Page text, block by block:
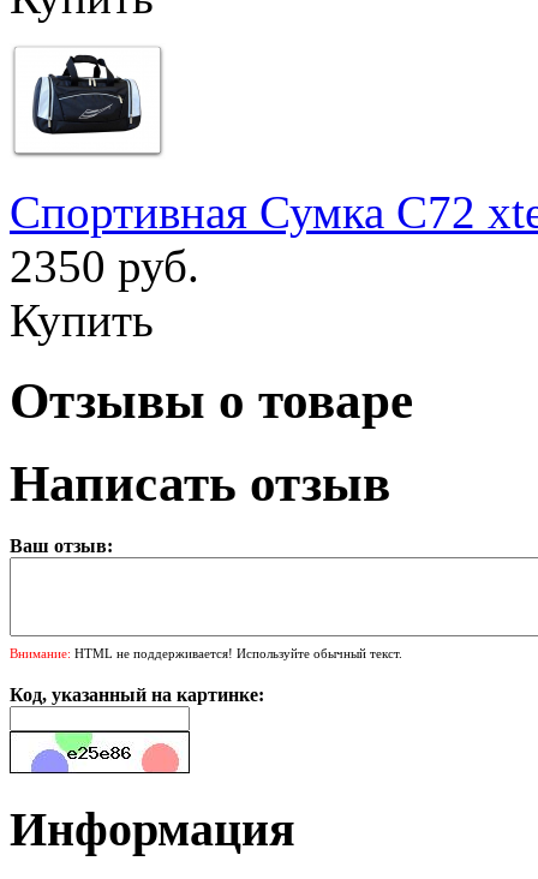
Спортивная Сумка С72
2350 руб.
Купить
Отзывы о товаре
Написать отзыв
Ваш отзыв:
Внимание: HTML не поддерживается! Используйте обычный текст.
Код, указанный на картинке:
Информация